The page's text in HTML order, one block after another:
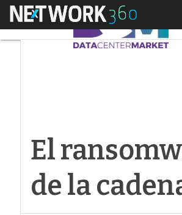
Menú
El
de la